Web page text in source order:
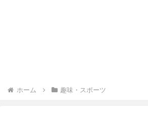
ホーム 趣味・スポーツ